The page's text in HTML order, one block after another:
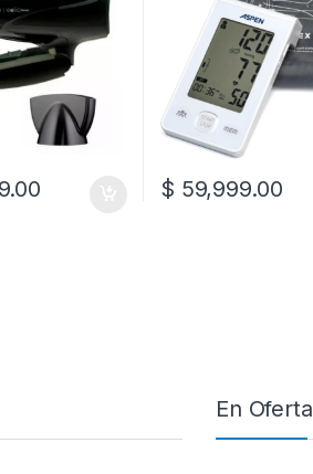
$ 59,999.00
En Oferta